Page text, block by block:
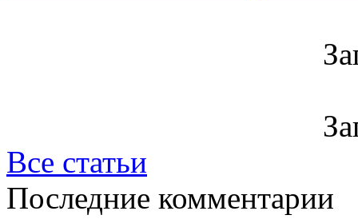
Все статьи
Последние комментарии